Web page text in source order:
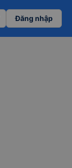
Đăng nhập